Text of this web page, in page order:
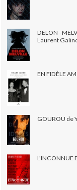
DELON -
Laurent
EN FIDÈLE
GOUROU de
L'INCONNUE